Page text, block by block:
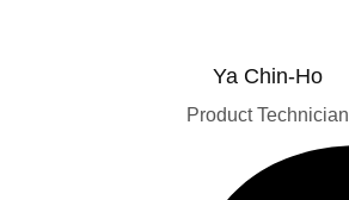
Ya Chin-Ho
Product Technician